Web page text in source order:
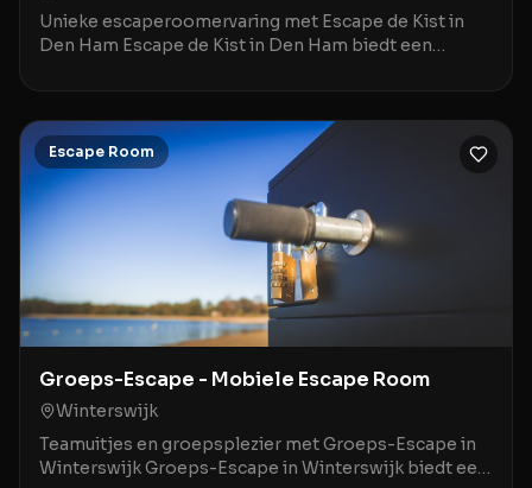
Unieke escaperoomervaring met Escape de Kist in
Den Ham Escape de Kist in Den Ham biedt een
escaperoomconcept met zi
Escape Room
Groeps-Escape - Mobiele Escape Room
Winterswijk
Teamuitjes en groepsplezier met Groeps-Escape in
Winterswijk Groeps-Escape in Winterswijk biedt een